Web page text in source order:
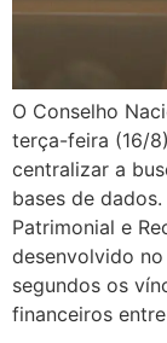
O Conselho
terça-feira (16/
centralizar a
bases de
Patrimonial e
desenvolvido
segundos os
financeiros